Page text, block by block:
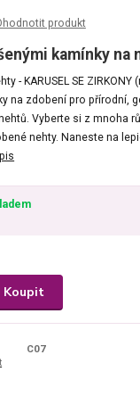
produkt
kamínky na
- KARUSEL SE
na zdobení pro přírodní,
Vyberte si z mnoha
nehty. Naneste na
Koupit
C07